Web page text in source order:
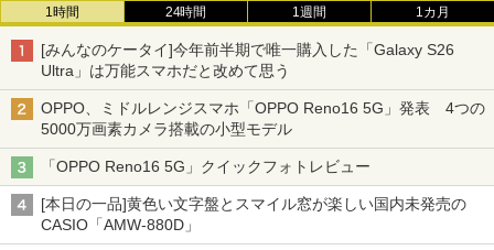
1時間 24時間 1週間 1カ月
[みんなのケータイ]今年前半期で唯一購入した「Galaxy S26
Ultra」は万能スマホだと改めて思う
OPPO、ミドルレンジスマホ「OPPO Reno16 5G」発表 4つの
5000万画素カメラ搭載の小型モデル
「OPPO Reno16 5G」クイックフォトレビュー
[本日の一品]黄色い文字盤とスマイル窓が楽しい国内未発売の
CASIO「AMW-880D」